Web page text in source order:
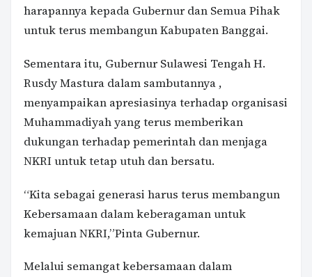
harapannya kepada Gubernur dan Semua Pihak
untuk terus membangun Kabupaten Banggai.
Sementara itu, Gubernur Sulawesi Tengah H.
Rusdy Mastura dalam sambutannya ,
menyampaikan apresiasinya terhadap organisasi
Muhammadiyah yang terus memberikan
dukungan terhadap pemerintah dan menjaga
NKRI untuk tetap utuh dan bersatu.
“Kita sebagai generasi harus terus membangun
Kebersamaan dalam keberagaman untuk
kemajuan NKRI,”Pinta Gubernur.
Melalui semangat kebersamaan dalam